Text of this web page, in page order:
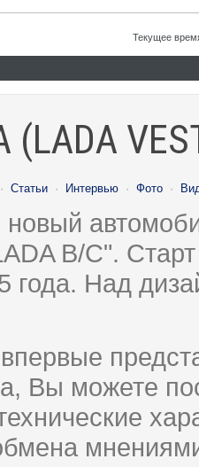
Текущее
· Статьи · Интервью · Фото ·
новый
B/C".
года. Над
Вы можете